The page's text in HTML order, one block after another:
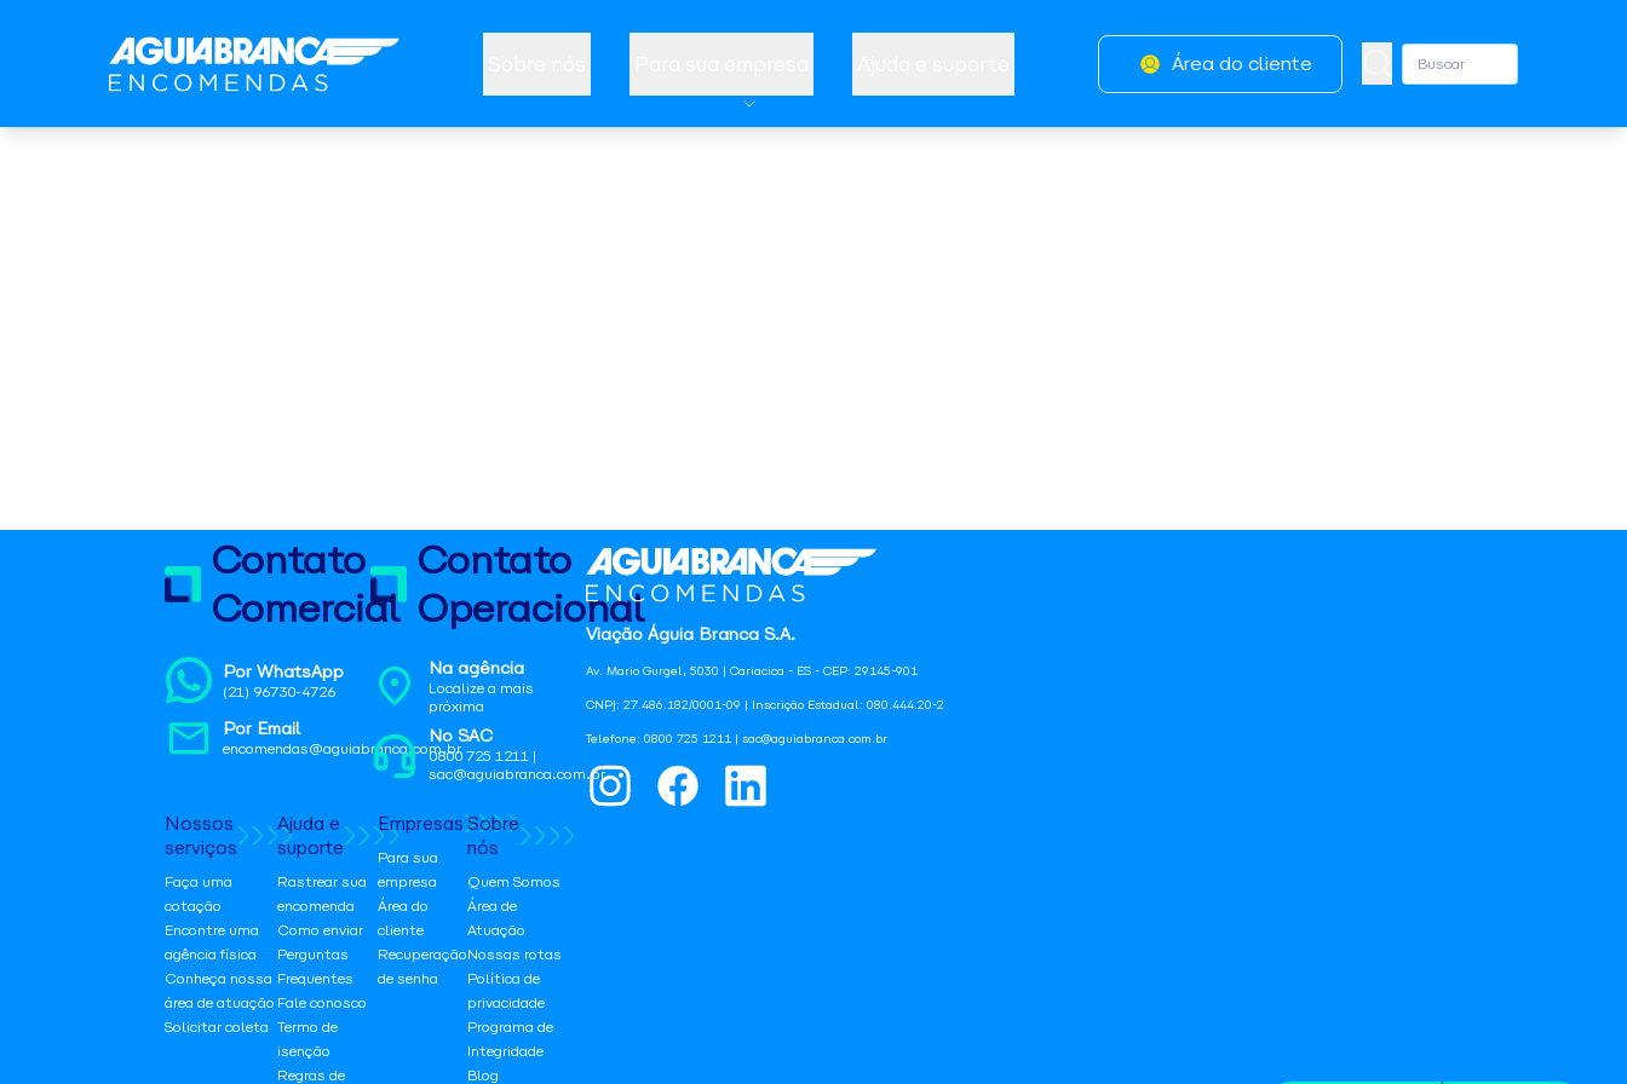
Área do cliente
Viação Águia Branca S.A.
Av. Mario Gurgel, 5030 | Cariacica - ES - CEP: 29145-901
CNPJ: 27.486.182/0001-09 | Inscrição Estadual: 080.444.20-2
Telefone: 0800 725 1211 | sac@aguiabranca.com.br
Contato
Comercial
Por WhatsApp
(21) 96730-4726
Por Email
encomendas@aguiabranca.com.br
Contato
Operacional
Na agência
Localize a mais
próxima
No SAC
0800 725 1211 |
sac@aguiabranca.com.br
Nossos
serviços
Faça uma
cotação
Encontre uma
agência física
Conheça nossa
área de atuação
Solicitar coleta
Ajuda e
suporte
Rastrear sua
encomenda
Como enviar
Perguntas
Frequentes
Fale conosco
Termo de
isenção
Regras de
Empresas
Para sua
empresa
Área do
cliente
Recuperação
de senha
Sobre
nós
Quem Somos
Área de
Atuação
Nossas rotas
Política de
privacidade
Programa de
Integridade
Blog